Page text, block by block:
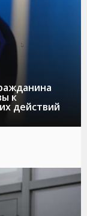
к
действий